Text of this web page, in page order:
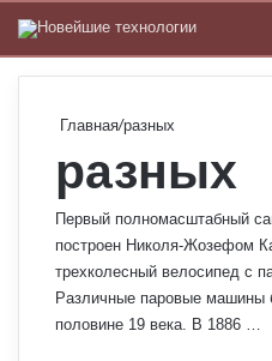
Главная/разных
разных
Первый полномасштабный
построен Николя-Жозефом
трехколесный велосипед с
Различные паровые машины
половине 19 века. В 1886 …